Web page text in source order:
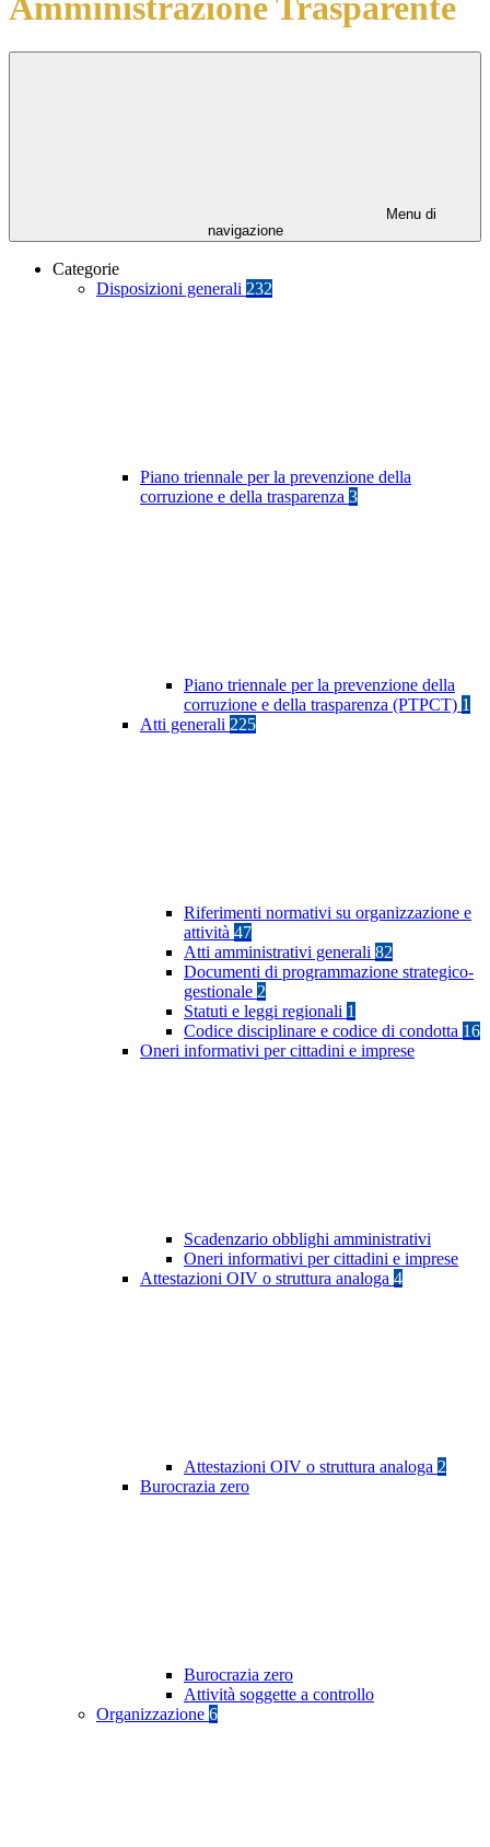
Menu di
navigazione
Categorie
Disposizioni generali 232
Piano triennale per la prevenzione della
corruzione e della trasparenza 3
Piano triennale per la prevenzione della
corruzione e della trasparenza (PTPCT) 1
Atti generali 225
Riferimenti normativi su organizzazione e
attività 47
Atti amministrativi generali 82
Documenti di programmazione strategico-
gestionale 2
Statuti e leggi regionali 1
Codice disciplinare e codice di condotta 16
Oneri informativi per cittadini e imprese
Scadenzario obblighi amministrativi
Oneri informativi per cittadini e imprese
Attestazioni OIV o struttura analoga 4
Attestazioni OIV o struttura analoga 2
Burocrazia zero
Burocrazia zero
Attività soggette a controllo
Organizzazione 6